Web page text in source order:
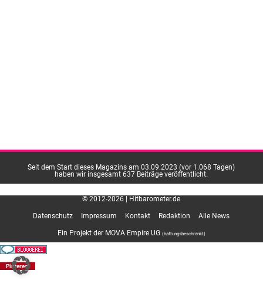
Seit dem Start dieses Magazins am 03.09.2023 (vor 1.068 Tagen)
haben wir insgesamt 637 Beiträge veröffentlicht.
© 2012-2026 | Hitbarometer.de
Ein Projekt der MOVA Empire UG (haftungsbeschränkt)
Datenschutz Impressum Kontakt Redaktion Alle News
Pinterest